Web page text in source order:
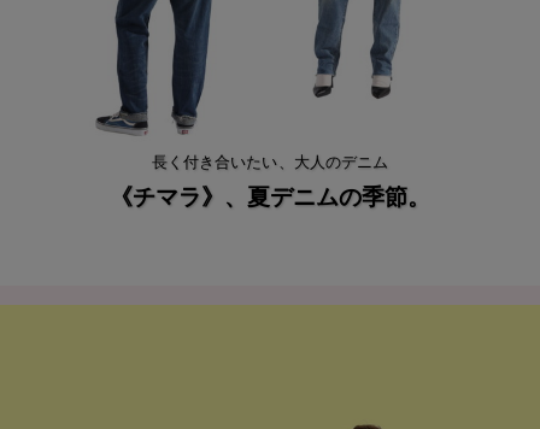
長く付き合いたい、大人のデニム
《チマラ》、夏デニムの季節。